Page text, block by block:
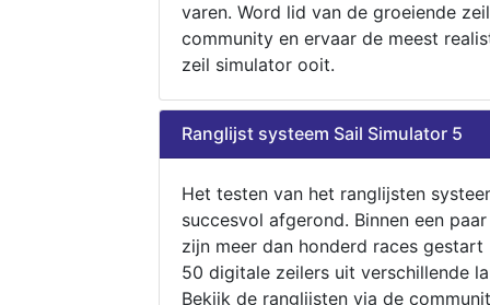
varen. Word lid van de groeiende zeil
community en ervaar de meest
zeil simulator ooit.
Ranglijst systeem Sail Simulator 5
Het testen van het ranglijsten
succesvol afgerond. Binnen een
zijn meer dan honderd races gestart
50 digitale zeilers uit verschillende
Bekijk de ranglijsten via de